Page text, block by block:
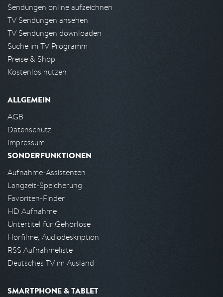
Sendungen online aufzeichnen
TV Sendungen ansehen
TV Sendungen downloaden
Suche im TV Programm
Preise & Shop
Kostenlos nutzen
ALLGEMEIN
AGB
Datenschutz
Impressum
SONDERFUNKTIONEN
Aufnahme-Assistenten
Langzeit-Speicherung
Favoriten-Finder
HD Aufnahme
Untertitel für Gehörlose
Hörfilme, Audiodeskription
RSS Aufnahmeliste
Deutsches TV im Ausland
SMARTPHONE & TABLET